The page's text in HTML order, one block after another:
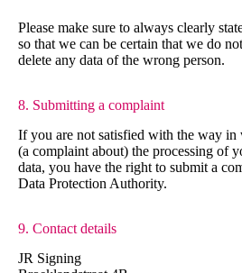
Please make sure to always clearly
so that we can be certain that we do
delete any data of the wrong person.
8. Submitting a complaint
If you are not satisfied with the way in
(a complaint about) the processing of
data, you have the right to submit a
Data Protection Authority.
9. Contact details
JR Signing